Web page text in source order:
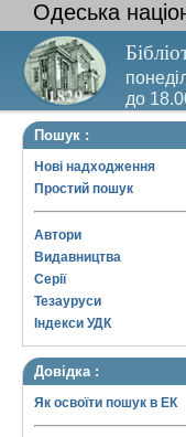
Одеська
до
Пошук :
Нові надходження
Простий пошук
Автори
Видавництва
Серії
Тезауруси
Індекси УДК
Довідка :
Як освоїти пошук в ЕК